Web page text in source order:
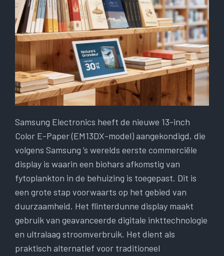
Samsung Electronics heeft de nieuwe 13-inch
Color E-Paper (EM13DX-model) aangekondigd, die
volgens Samsung ’s werelds eerste commerciële
display is waarin een biohars afkomstig van
fytoplankton in de behuizing is toegepast. Dit is
een grote stap voorwaarts op het gebied van
duurzaamheid. Het flinterdunne display maakt
gebruik van geavanceerde digitale inkttechnologie
en ultralaag stroomverbruik. Het dient als
praktisch alternatief voor traditioneel